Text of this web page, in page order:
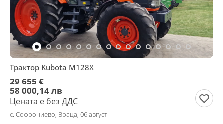
Трактор Kubota M128X
29 655 €
58 000,14 лв
Цената е без ДДС
с. Софрониево, Враца, 06 август